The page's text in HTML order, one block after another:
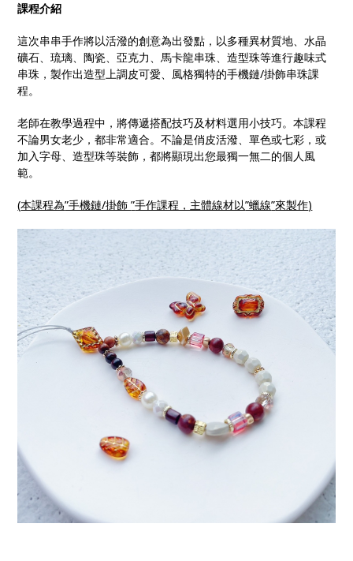
課程介紹
這次串串手作將以活潑的創意為出發點，以多種異材質地、水晶
礦石、琉璃、陶瓷、亞克力、馬卡龍串珠、造型珠等進行趣味式
串珠，製作出造型上調皮可愛、風格獨特的手機鏈/掛飾串珠課
程。
老師在教學過程中，將傳遞搭配技巧及材料選用小技巧。本課程
不論男女老少，都非常適合。不論是俏皮活潑、單色或七彩，或
加入字母、造型珠等裝飾，都將顯現出您最獨一無二的個人風
範。
(本課程為”手機鏈/掛飾”手作課程，主體線材以”蠟線”來製作)